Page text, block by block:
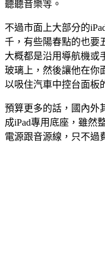
聽聽音樂等。
不過市面上大部分的
千，有些陽春點的也要
大概都是沿用導航機或
玻璃上，然後讓他在你
以吸住汽車中控台面板
預算更多的話，國內外
成iPad專用底座，雖然
電源跟音源線，只不過